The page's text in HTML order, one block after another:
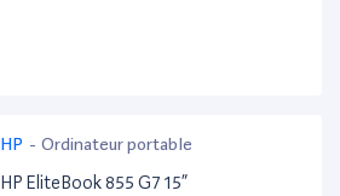
HP - Ordinateur portable
HP EliteBook 855 G7 15”